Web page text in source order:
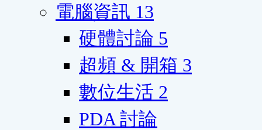
電腦資訊 13
硬體討論 5
超頻 & 開箱 3
數位生活 2
PDA 討論